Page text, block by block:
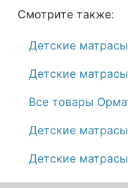
Смотрите также:
Детские матрасы
Детские
Все товары
Детские
Детские